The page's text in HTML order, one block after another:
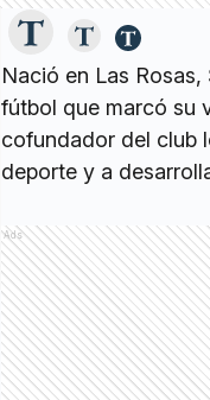
Nació en Las
fútbol que marcó su
cofundador del club
deporte y a
Ads